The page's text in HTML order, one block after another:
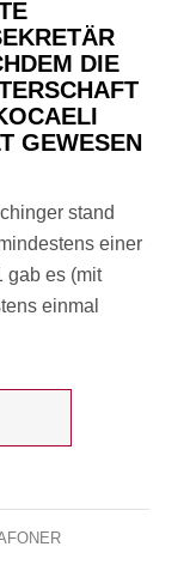
DIE
GEWESEN
stand
einer
gab es (mit
einmal